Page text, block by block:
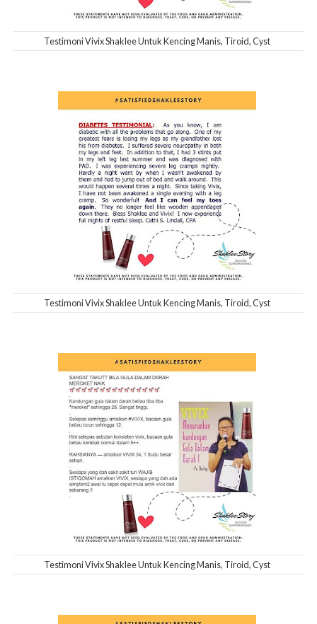
Testimoni Vivix Shaklee Untuk Kencing Manis, Tiroid, Cyst
Testimoni Vivix Shaklee Untuk Kencing Manis, Tiroid, Cyst
Testimoni Vivix Shaklee Untuk Kencing Manis, Tiroid, Cyst